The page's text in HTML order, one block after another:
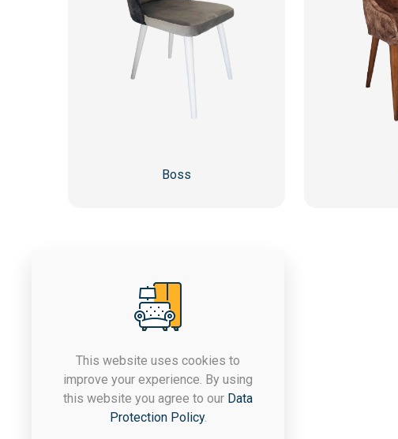
Boss
Компанијата ЈАСТРЕБ постои
од 1992 година, а со
денешното производство се
This website uses cookies to
improve your experience. By using
this website you agree to our Data
Protection Policy.